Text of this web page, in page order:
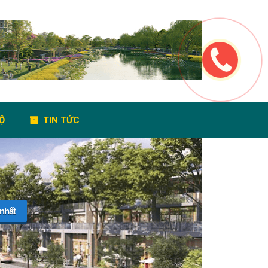
TIN TỨC
TRỢ 24/24